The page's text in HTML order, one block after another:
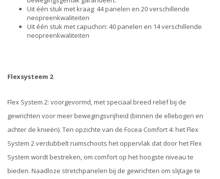
Uit één stuk met kraag: 44 panelen en 20 verschillende
neopreenkwaliteiten
Uit één stuk met capuchon: 40 panelen en 14 verschillende
neopreenkwaliteiten
Flexsysteem 2
Flex System 2: voorgevormd, met speciaal breed reliëf bij de
gewrichten voor meer bewegingsvrijheid (binnen de ellebogen en
achter de knieën). Ten opzichte van de Focea Comfort 4: het Flex
System 2 verdubbelt ruimschoots het oppervlak dat door het Flex
System wordt bestreken, om comfort op het hoogste niveau te
bieden. Naadloze stretchpanelen bij de gewrichten om slijtage te